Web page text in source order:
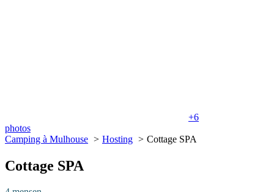
+6
photos
Camping à Mulhouse
Hosting Cottage SPA
Cottage SPA